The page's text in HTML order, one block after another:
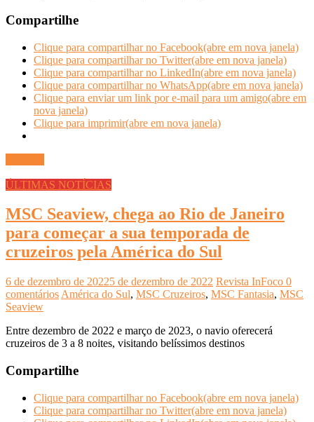
Compartilhe
Clique para compartilhar no Facebook(abre em nova janela)
Clique para compartilhar no Twitter(abre em nova janela)
Clique para compartilhar no LinkedIn(abre em nova janela)
Clique para compartilhar no WhatsApp(abre em nova janela)
Clique para enviar um link por e-mail para um amigo(abre em
nova janela)
Clique para imprimir(abre em nova janela)
ÚLTIMAS NOTÍCIAS
MSC Seaview, chega ao Rio de Janeiro
para começar a sua temporada de
cruzeiros pela América do Sul
6 de dezembro de 20225 de dezembro de 2022 Revista InFoco 0
comentários América do Sul, MSC Cruzeiros, MSC Fantasia, MSC
Seaview
Entre dezembro de 2022 e março de 2023, o navio oferecerá
cruzeiros de 3 a 8 noites, visitando belíssimos destinos
Compartilhe
Clique para compartilhar no Facebook(abre em nova janela)
Clique para compartilhar no Twitter(abre em nova janela)